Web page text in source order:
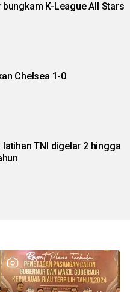
K-League All Stars
Chelsea 1-0
latihan TNI digelar 2 hingga